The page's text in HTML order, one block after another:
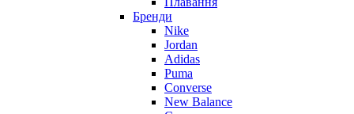
Бренди
Nike
Jordan
Adidas
Puma
Converse
New Balance